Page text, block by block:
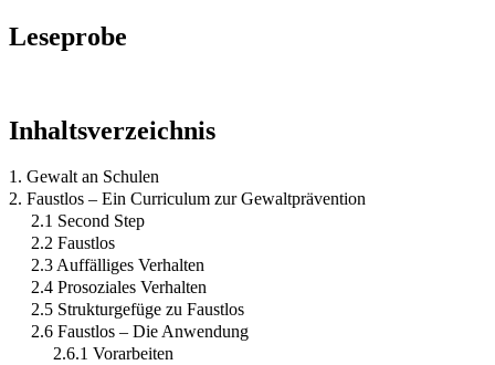
Leseprobe
Inhaltsverzeichnis
1. Gewalt an Schulen
2. Faustlos – Ein Curriculum zur Gewaltprävention
2.1 Second Step
2.2 Faustlos
2.3 Auffälliges Verhalten
2.4 Prosoziales Verhalten
2.5 Strukturgefüge zu Faustlos
2.6 Faustlos – Die Anwendung
2.6.1 Vorarbeiten